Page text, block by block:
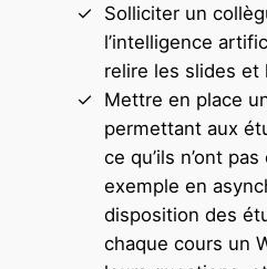
Solliciter un
l’intelligence
relire les slides et
Mettre en place
permettant aux
ce qu’ils n’ont
exemple en
disposition des
chaque cours un